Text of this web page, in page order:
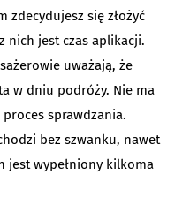
zdecydujesz się złożyć
nich jest czas aplikacji.
uważają, że
w dniu podróży. Nie ma
sprawdzania.
bez szwanku, nawet
jest wypełniony kilkoma